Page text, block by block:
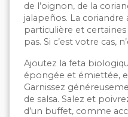
de l’oignon, de la
jalapeños. La coriandre
particulière et
pas. Si c’est votre cas,
Ajoutez la feta
épongée et émiettée,
Garnissez
de salsa. Salez et
d’un buffet, comme